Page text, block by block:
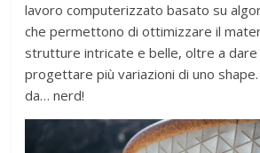
lavoro computerizzato basato su
che permettono di ottimizzare il
strutture intricate e belle, oltre a dare
progettare più variazioni di uno
da… nerd!